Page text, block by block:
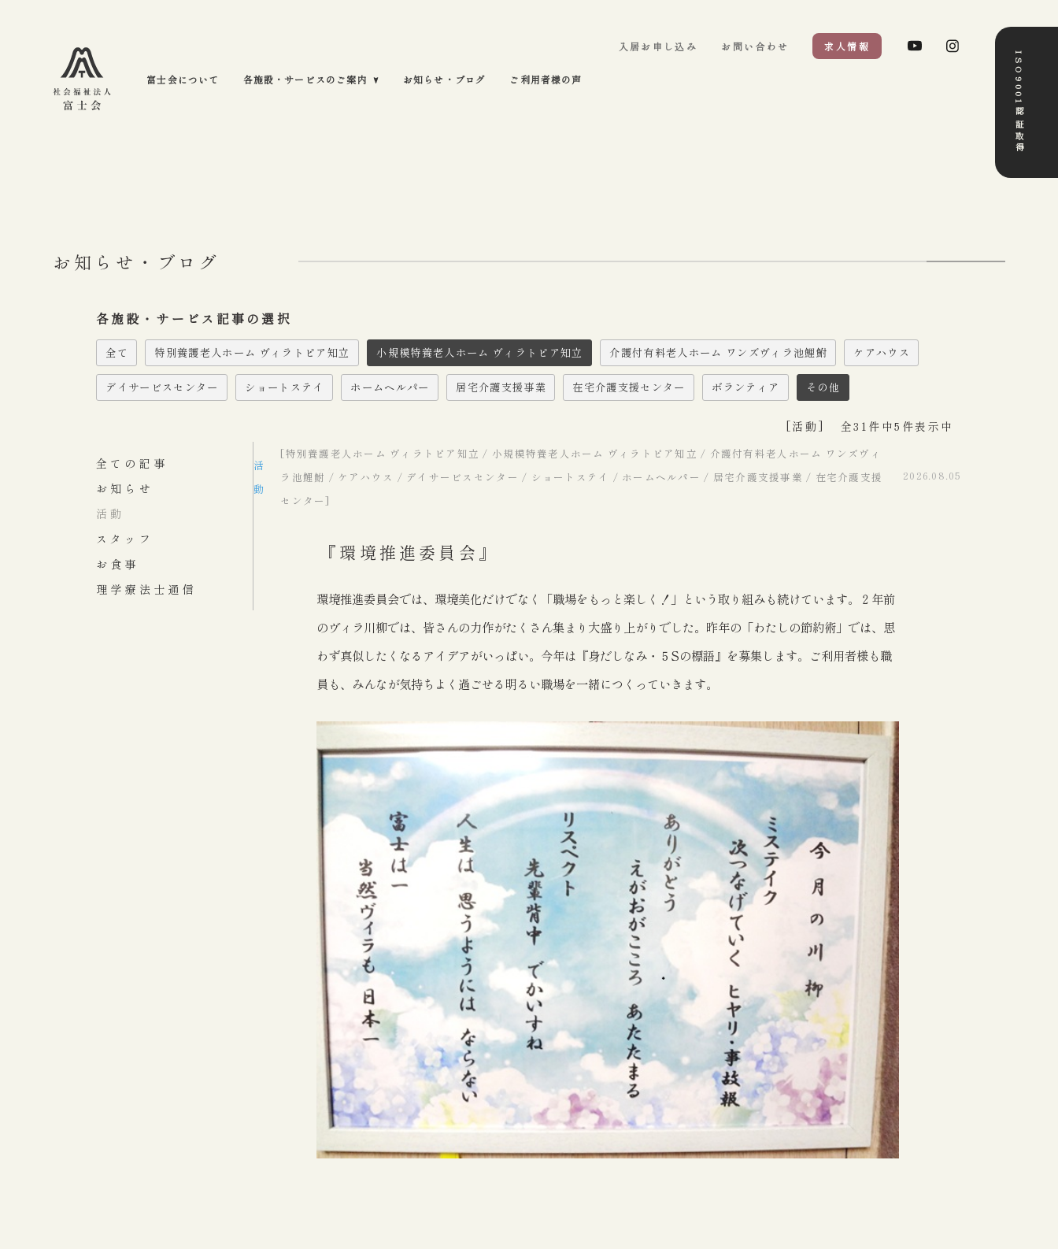
富士会について 各施設・サービスのご案内 お知らせ・ブログ ご利用者様の声
入居お申し込み お問い合わせ 求人情報
ISO9001認証取得
お知らせ・ブログ
各施設・サービス記事の選択
全て 特別養護老人ホーム ヴィラトピア知立 小規模特養老人ホーム ヴィラトピア知立 介護付有料老人ホーム ワンズヴィラ池鯉鮒 ケアハウス
デイサービスセンター ショートステイ ホームヘルパー 居宅介護支援事業 在宅介護支援センター ボランティア その他
[活動] 全31件中5件表示中
全ての記事
お知らせ
活動
スタッフ
お食事
理学療法士通信
活
動
[特別養護老人ホーム ヴィラトピア知立 / 小規模特養老人ホーム ヴィラトピア知立 / 介護付有料老人ホーム ワンズヴィ
ラ池鯉鮒 / ケアハウス / デイサービスセンター / ショートステイ / ホームヘルパー / 居宅介護支援事業 / 在宅介護支援
センター]
2026.08.05
『環境推進委員会』
環境推進委員会では、環境美化だけでなく「職場をもっと楽しく！」という取り組みも続けています。２年前
のヴィラ川柳では、皆さんの力作がたくさん集まり大盛り上がりでした。昨年の「わたしの節約術」では、思
わず真似したくなるアイデアがいっぱい。今年は『身だしなみ・５Sの標語』を募集します。ご利用者様も職
員も、みんなが気持ちよく過ごせる明るい職場を一緒につくっていきます。